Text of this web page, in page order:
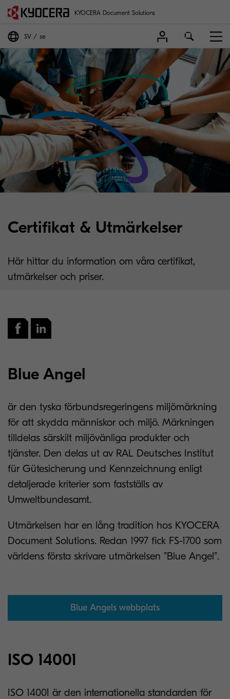
KYOCERA Document Solutions
SV se
Certifikat & Utmärkelser
Här hittar du information om våra certifikat,
utmärkelser och priser.
Blue Angel
är den tyska förbundsregeringens miljömärkning
för att skydda människor och miljö. Märkningen
tilldelas särskilt miljövänliga produkter och
tjänster. Den delas ut av RAL Deutsches Institut
für Gütesicherung und Kennzeichnung enligt
detaljerade kriterier som fastställs av
Umweltbundesamt.
Utmärkelsen har en lång tradition hos KYOCERA
Document Solutions. Redan 1997 fick FS-1700 som
världens första skrivare utmärkelsen ”Blue Angel”.
Blue Angels webbplats
ISO 14001
ISO 14001 är den internationella standarden för